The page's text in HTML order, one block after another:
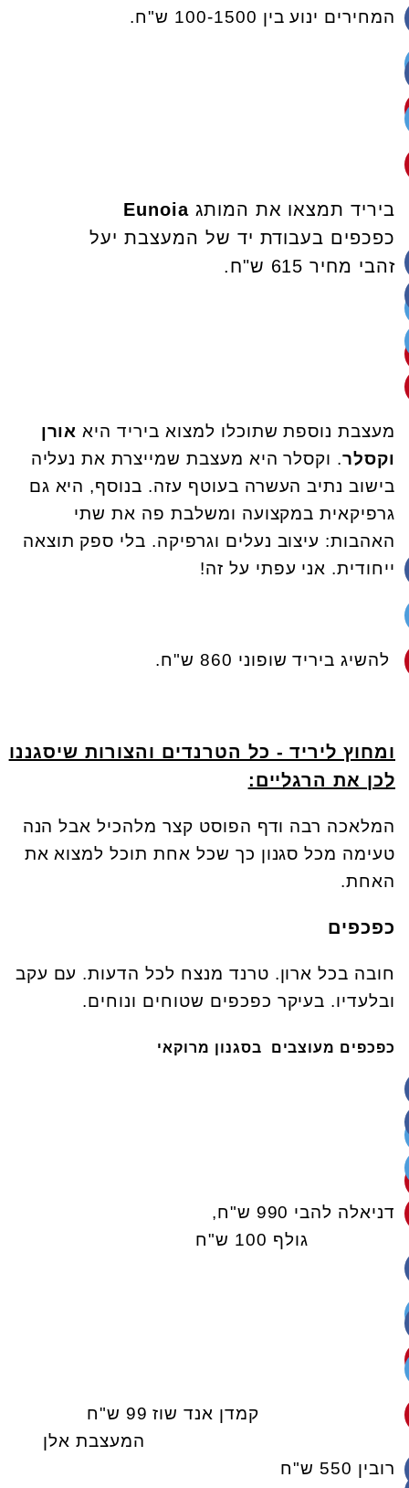
המחירים ינוע בין 100-1500 ש"ח.
ביריד תמצאו את המותג Eunoia
כפכפים בעבודת יד של המעצבת יעל
זהבי מחיר 615 ש"ח.
מעצבת נוספת שתוכלו למצוא ביריד היא אורן
וקסלר. וקסלר היא מעצבת שמייצרת את נעליה
בישוב נתיב העשרה בעוטף עזה. בנוסף, היא גם
גרפיקאית במקצועה ומשלבת פה את שתי
האהבות: עיצוב נעלים וגרפיקה. בלי ספק תוצאה
ייחודית. אני עפתי על זה!
להשיג ביריד שופוני 860 ש"ח.
ומחוץ ליריד - כל הטרנדים והצורות שיסגננו
לכן את הרגליים:
המלאכה רבה ודף הפוסט קצר מלהכיל אבל הנה
טעימה מכל סגנון כך שכל אחת תוכל למצוא את
האחת.
כפכפים
חובה בכל ארון. טרנד מנצח לכל הדעות. עם עקב
ובלעדיו. בעיקר כפכפים שטוחים ונוחים.
כפכפים מעוצבים בסגנון מרוקאי
דניאלה להבי 990 ש"ח,
גולף 100 ש"ח
קמדן אנד שוז 99 ש"ח
המעצבת אלן
רובין 550 ש"ח